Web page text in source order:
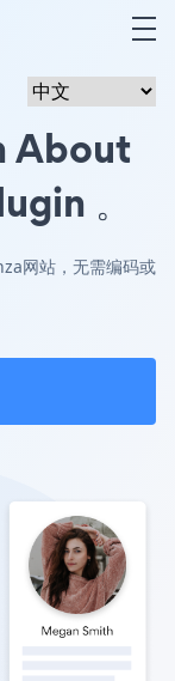
About
。
网站，无需编码或